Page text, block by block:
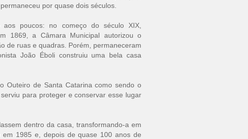
por quase dois séculos.
poucos: no começo do século XIX,
1869, a Câmara Municipal autorizou o
de ruas e quadras. Porém, permaneceram
João Éboli construiu uma bela casa
Outeiro de Santa Catarina como sendo o
para proteger e conservar esse lugar
dentro da casa, transformando-a em
1985 e, depois de quase 100 anos de